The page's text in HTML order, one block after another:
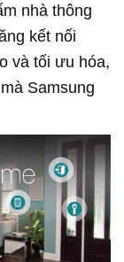
nhà thông
kết nối
và tối ưu hóa,
Samsung